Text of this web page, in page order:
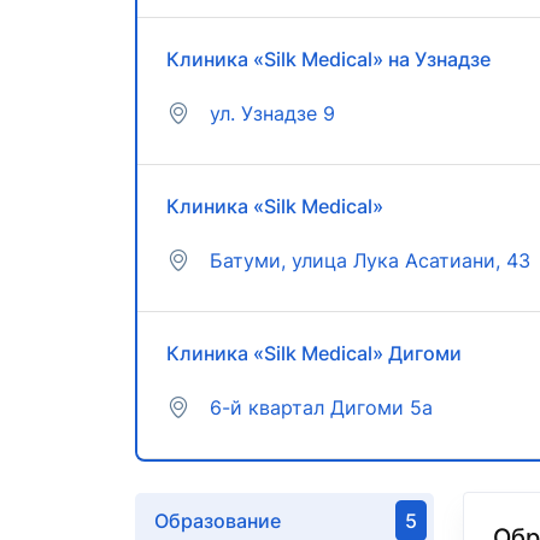
Клиника «Silk Medical» на Узнадзе
ул. Узнадзе 9
Клиника «Silk Medical»
Батуми, улица Лука Асатиани, 43
Клиника «Silk Medical» Дигоми
6-й квартал Дигоми 5а
Образование 5